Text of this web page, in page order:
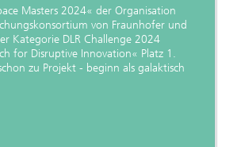
Masters 2024« der Organisation
von Fraunhofer und
Kategorie DLR Challenge 2024
for Disruptive Innovation« Platz 1.
zu Projekt - beginn als galaktisch